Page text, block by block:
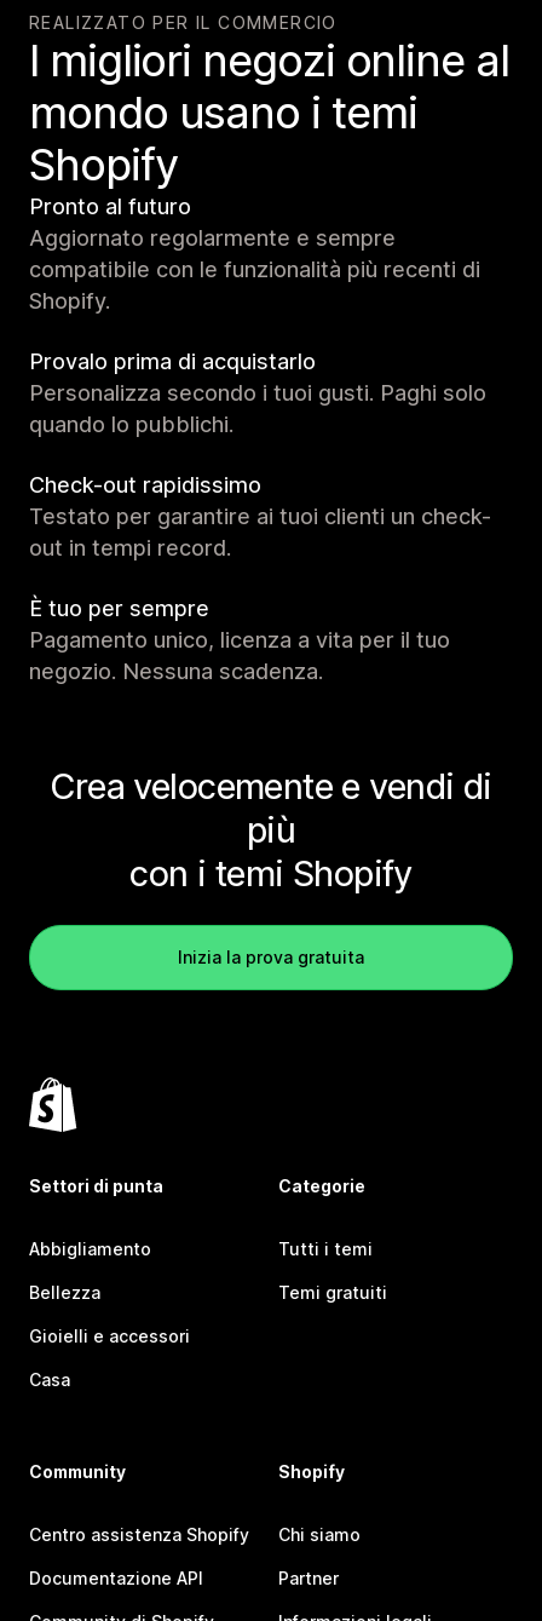
REALIZZATO PER IL COMMERCIO
I migliori negozi online al
mondo usano i temi
Shopify
Pronto al futuro
Aggiornato regolarmente e sempre
compatibile con le funzionalità più recenti di
Shopify.
Provalo prima di acquistarlo
Personalizza secondo i tuoi gusti. Paghi solo
quando lo pubblichi.
Check-out rapidissimo
Testato per garantire ai tuoi clienti un check-
out in tempi record.
È tuo per sempre
Pagamento unico, licenza a vita per il tuo
negozio. Nessuna scadenza.
Crea velocemente e vendi di
più
con i temi Shopify
Inizia la prova gratuita
Settori di punta
Abbigliamento
Bellezza
Gioielli e accessori
Casa
Categorie
Tutti i temi
Temi gratuiti
Community
Centro assistenza Shopify
Documentazione API
Shopify
Chi siamo
Partner